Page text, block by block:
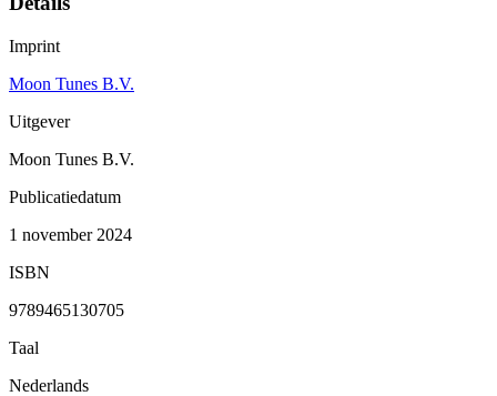
Imprint
Moon Tunes B.V.
Uitgever
Moon Tunes B.V.
Publicatiedatum
1 november 2024
ISBN
9789465130705
Taal
Nederlands